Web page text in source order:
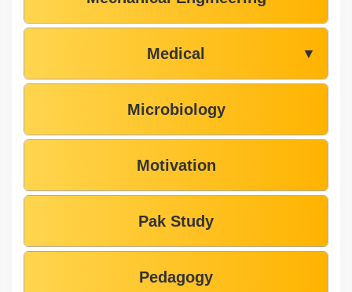
Medical ▼
Microbiology
Motivation
Pak Study
Pedagogy